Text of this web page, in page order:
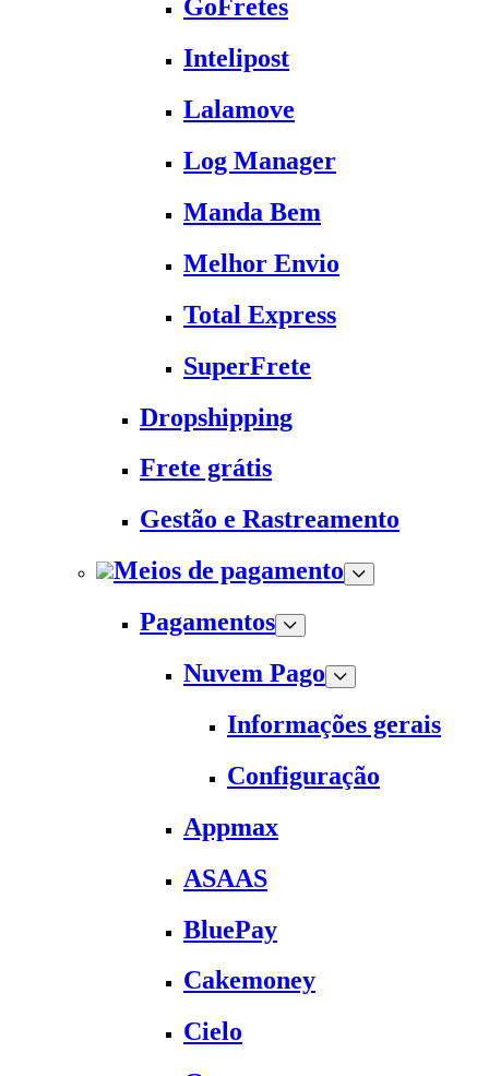
GoFretes
Intelipost
Lalamove
Log Manager
Manda Bem
Melhor Envio
Total Express
SuperFrete
Dropshipping
Frete grátis
Gestão e Rastreamento
Meios de pagamento
Pagamentos
Nuvem Pago
Informações gerais
Configuração
Appmax
ASAAS
BluePay
Cakemoney
Cielo